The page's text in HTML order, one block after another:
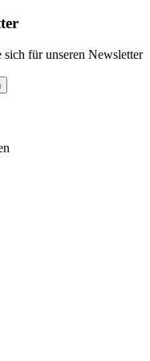
für unseren Newsletter